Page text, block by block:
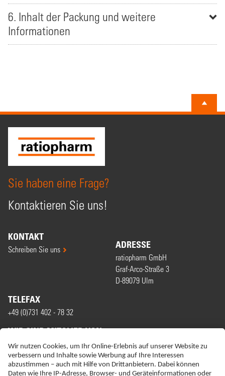
6. Inhalt der Packung und weitere
Informationen
Sie haben eine Frage?
Kontaktieren Sie uns!
KONTAKT
Schreiben Sie uns ADRESSE
ratiopharm GmbH
Graf-Arco-Straße 3
D-89079 Ulm
TELEFAX
+49 (0)731 402 - 78 32
WIR SIND MITGLIED VON